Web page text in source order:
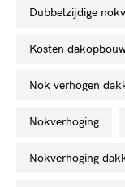
dubbelzijdige
kosten
nok verhogen
nokverhoging
nokverhoging